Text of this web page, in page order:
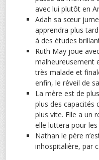
avec lui plutôt en
Adah sa sœur
apprendra plus
à des études
Ruth May joue
malheureusement
très malade et
enfin, le réveil de
La mère est de
plus des capacités
plus vite. Elle a un
elle luttera pour
Nathan le père
inhospitalière, par